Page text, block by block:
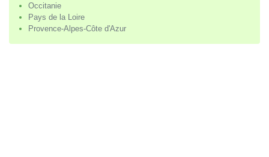
Occitanie
Pays de la Loire
Provence-Alpes-Côte d'Azur